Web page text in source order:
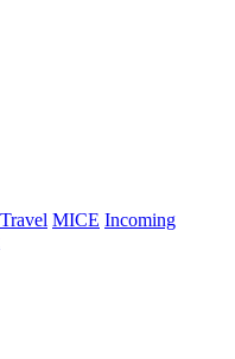
MICE Incoming